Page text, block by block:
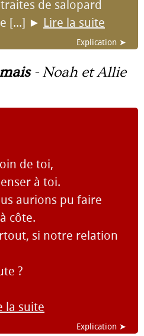
de salopard
[...] ► Lire la suite
Explication ➤
- Noah et Allie
de toi,
à toi.
aurions pu faire
côte.
si notre relation
?
la suite
Explication ➤